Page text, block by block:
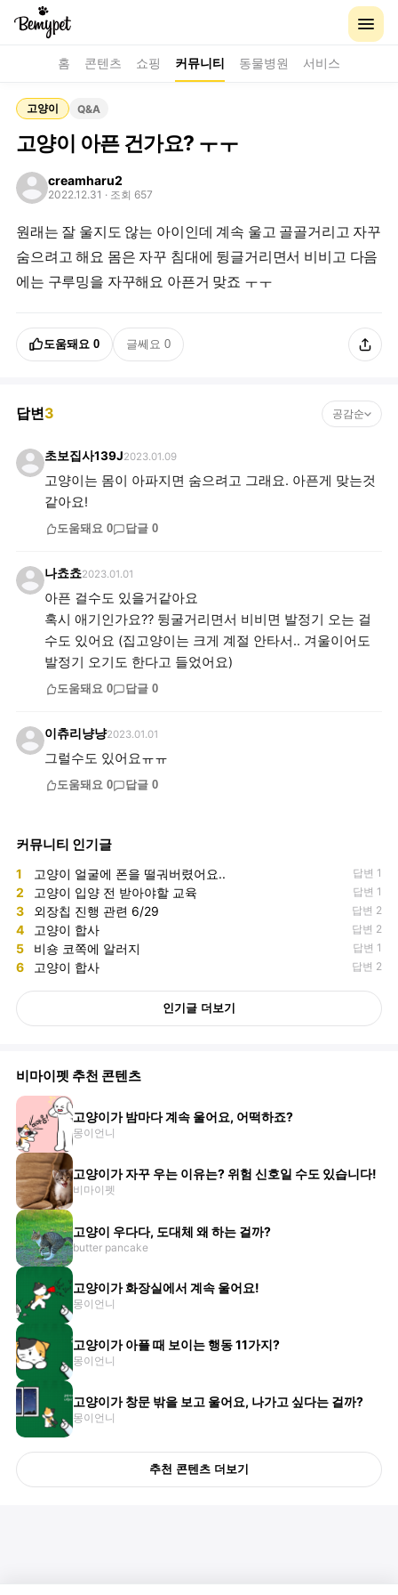
홈 콘텐츠 쇼핑 커뮤니티 동물병원 서비스
고양이 Q&A
고양이 아픈 건가요? ㅜㅜ
creamharu2
2022.12.31 · 조회 657
원래는 잘 울지도 않는 아이인데 계속 울고 골골거리고 자꾸
숨으려고 해요 몸은 자꾸 침대에 뒹글거리면서 비비고 다음
에는 구루밍을 자꾸해요 아픈거 맞죠 ㅜㅜ
도움돼요 0 글쎄요 0
답변3 공감순
초보집사139J2023.01.09
고양이는 몸이 아파지면 숨으려고 그래요. 아픈게 맞는것
같아요!
도움돼요 0 답글 0
나쵸쵸2023.01.01
아픈 걸수도 있을거같아요
혹시 애기인가요?? 뒹굴거리면서 비비면 발정기 오는 걸
수도 있어요 (집고양이는 크게 계절 안타서.. 겨울이어도
발정기 오기도 한다고 들었어요)
도움돼요 0 답글 0
이츄리냥냥2023.01.01
그럴수도 있어요ㅠㅠ
도움돼요 0 답글 0
커뮤니티 인기글
1 고양이 얼굴에 폰을 떨궈버렸어요.. 답변 1
2 고양이 입양 전 받아야할 교육 답변 1
3 외장칩 진행 관련 6/29 답변 2
4 고양이 합사 답변 2
5 비숑 코쪽에 알러지 답변 1
6 고양이 합사 답변 2
인기글 더보기
비마이펫 추천 콘텐츠
고양이가 밤마다 계속 울어요, 어떡하죠?
몽이언니
고양이가 자꾸 우는 이유는? 위험 신호일 수도 있습니다!
비마이펫
고양이 우다다, 도대체 왜 하는 걸까?
butter pancake
고양이가 화장실에서 계속 울어요!
몽이언니
고양이가 아플 때 보이는 행동 11가지?
몽이언니
고양이가 창문 밖을 보고 울어요, 나가고 싶다는 걸까?
몽이언니
추천 콘텐츠 더보기